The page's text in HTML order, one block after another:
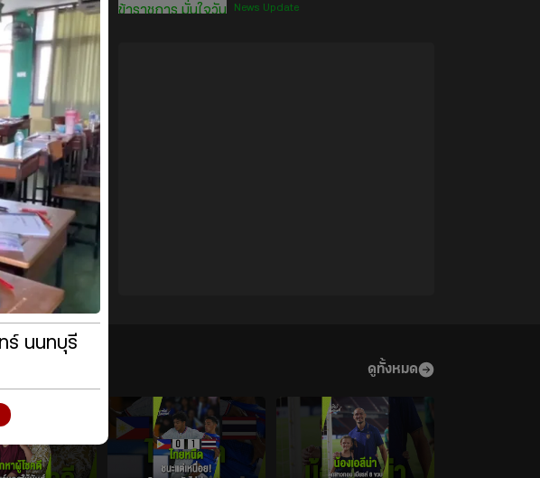
กว่าไม่แต่งมันจืดชืด #ปรุงจืด #ปรุง
News Update
ดูทั้งหมด
ร์ นนทบุรี